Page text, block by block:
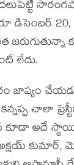
20,
జరుగుతున్నా
లేదు.
జాప్యం
చాలా
కూడా అదే
అక్షయ్